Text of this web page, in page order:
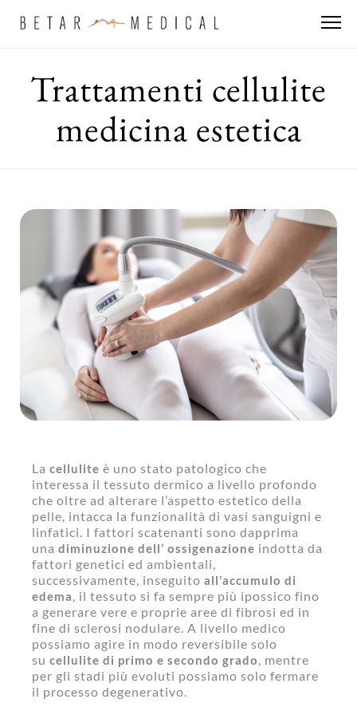
Trattamenti cellulite
medicina estetica
La cellulite è uno stato patologico che
interessa il tessuto dermico a livello profondo
che oltre ad alterare l’aspetto estetico della
pelle, intacca la funzionalità di vasi sanguigni e
linfatici. I fattori scatenanti sono dapprima
una diminuzione dell’ ossigenazione indotta da
fattori genetici ed ambientali,
successivamente, inseguito all’accumulo di
edema, il tessuto si fa sempre più ipossico fino
a generare vere e proprie aree di fibrosi ed in
fine di sclerosi nodulare. A livello medico
possiamo agire in modo reversibile solo
su cellulite di primo e secondo grado, mentre
per gli stadi più evoluti possiamo solo fermare
il processo degenerativo.